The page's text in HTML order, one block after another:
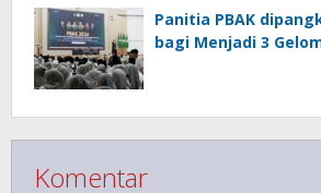
Panitia PBAK
bagi Menjadi 3
Komentar